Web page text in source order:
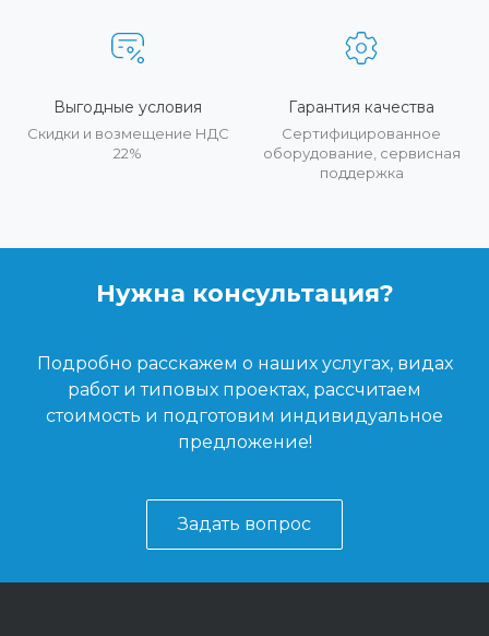
Выгодные условия
Скидки и возмещение НДС
22%
Гарантия качества
Сертифицированное
оборудование, сервисная
поддержка
Нужна консультация?
Подробно расскажем о наших услугах, видах
работ и типовых проектах, рассчитаем
стоимость и подготовим индивидуальное
предложение!
Задать вопрос